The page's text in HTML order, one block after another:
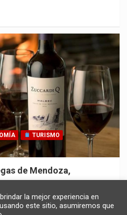
TURISMO
de Mendoza,
la mejor experiencia en
este sitio, asumiremos que